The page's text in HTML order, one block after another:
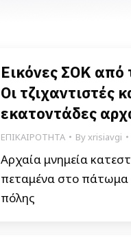
Εικόνες ΣΟΚ
Οι τζιχαντιστές
εκατοντάδες
ΕΠΙΚΑΙΡΟΤΗΤΑ Byxrisiavgi
Αρχαία μνημεία
πεταμένα στο πάτωμα
πόλης